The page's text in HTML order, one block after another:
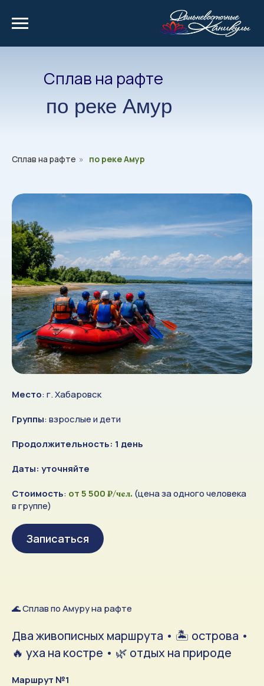
по реке Амур
Сплав на рафте
Сплав на рафте » по реке Амур
Место: г. Хабаровск
Группы: взрослые и дети
Продолжительность: 1 день
Даты: уточняйте
Стоимость: от 5 500 ₽/чел. (цена за одного человека
в группе)
Записаться
🌊 Сплав по Амуру на рафте
Два живописных маршрута • 🏝 острова •
🔥 уха на костре • 🌿 отдых на природе
Маршрут №1